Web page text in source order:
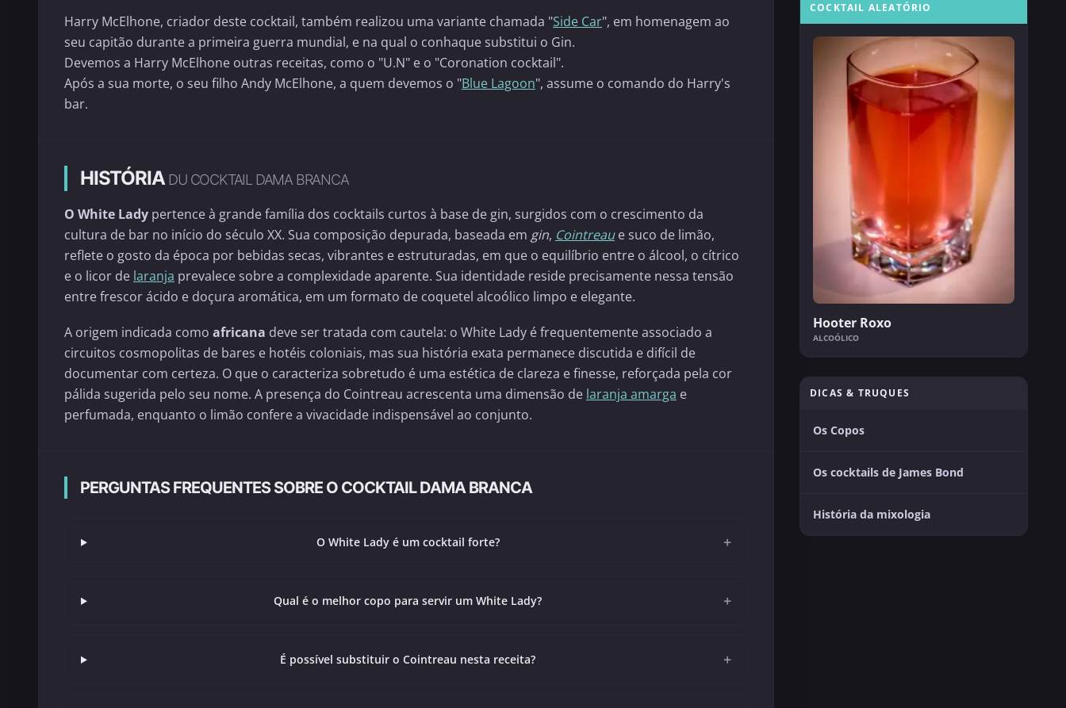
Harry McElhone, criador deste cocktail, também realizou uma variante chamada "Side Car", em homenagem ao
seu capitão durante a primeira guerra mundial, e na qual o conhaque substitui o Gin.
Devemos a Harry McElhone outras receitas, como o "U.N" e o "Coronation cocktail".
Após a sua morte, o seu filho Andy McElhone, a quem devemos o "Blue Lagoon", assume o comando do Harry's
bar.
HISTÓRIADU COCKTAIL DAMA BRANCA
O White Lady pertence à grande família dos cocktails curtos à base de gin, surgidos com o crescimento da
cultura de bar no início do século XX. Sua composição depurada, baseada em gin, Cointreaue suco de limão,
reflete o gosto da época por bebidas secas, vibrantes e estruturadas, em que o equilíbrio entre o álcool, o cítrico
e o licor de laranja prevalece sobre a complexidade aparente. Sua identidade reside precisamente nessa tensão
entre frescor ácido e doçura aromática, em um formato de coquetel alcoólico limpo e elegante.
A origem indicada como africana deve ser tratada com cautela: o White Lady é frequentemente associado a
circuitos cosmopolitas de bares e hotéis coloniais, mas sua história exata permanece discutida e difícil de
documentar com certeza. O que o caracteriza sobretudo é uma estética de clareza e finesse, reforçada pela cor
pálida sugerida pelo seu nome. A presença do Cointreau acrescenta uma dimensão de laranja amarga e
perfumada, enquanto o limão confere a vivacidade indispensável ao conjunto.
PERGUNTAS FREQUENTES SOBRE O COCKTAIL DAMA BRANCA
O White Lady é um cocktail forte? +
Qual é o melhor copo para servir um White Lady? +
É possível substituir o Cointreau nesta receita? +
COCKTAIL ALEATÓRIO
Hooter Roxo
ALCOÓLICO
DICAS & TRUQUES
Os Copos
Os cocktails de James Bond
História da mixologia